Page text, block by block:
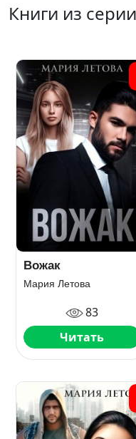
Книги из
Вожак
Мария Летова
83
Читать